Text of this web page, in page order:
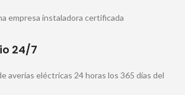
empresa instaladora certificada
24/7
averías eléctricas 24 horas los 365 días del